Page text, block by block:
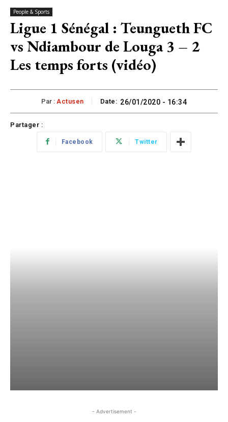
People & Sports
Ligue 1 Sénégal : Teungueth FC
vs Ndiambour de Louga 3 – 2
Les temps forts (vidéo)
Par : Actusen Date: 26/01/2020 - 16:34
Partager :
Facebook Twitter
- Advertisement -